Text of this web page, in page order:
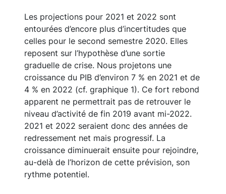
volume retrouverait en
2022 son niveau de fin
2019 dans notre scénario
central
Les projections pour 2021 et 2022 sont
entourées d’encore plus d’incertitudes que
celles pour le second semestre 2020. Elles
reposent sur l’hypothèse d’une sortie
graduelle de crise. Nous projetons une
croissance du PIB d’environ 7 % en 2021 et de
4 % en 2022 (cf. graphique 1). Ce fort rebond